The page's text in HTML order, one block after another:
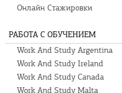
Онлайн Стажировки
РАБОТА С ОБУЧЕНИЕМ
Work And Study Argentina
Work And Study Ireland
Work And Study Canada
Work And Study Malta